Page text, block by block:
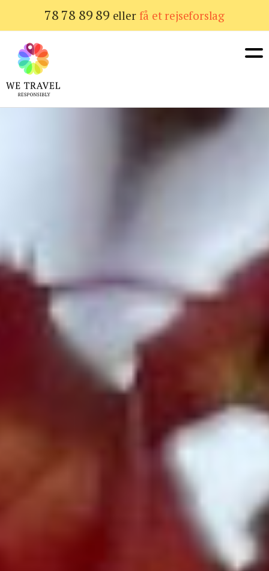
til
hovedindhold
78 78 89 89 eller få et rejseforslag